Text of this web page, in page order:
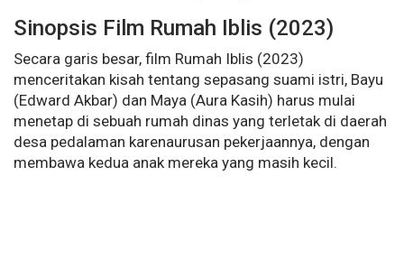
Sinopsis Film Rumah Iblis (2023)
Secara garis besar, film Rumah Iblis (2023)
menceritakan kisah tentang sepasang suami istri, Bayu
(Edward Akbar) dan Maya (Aura Kasih) harus mulai
menetap di sebuah rumah dinas yang terletak di daerah
desa pedalaman karenaurusan pekerjaannya, dengan
membawa kedua anak mereka yang masih kecil.